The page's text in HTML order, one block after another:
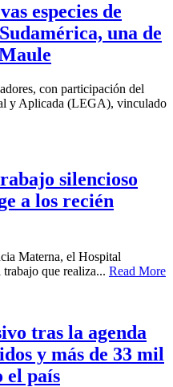
especies de
una de
con participación del
y Aplicada (LEGA), vinculado
silencioso
a los recién
Materna, el Hospital
que realiza... Read More
tras la agenda
y más de 33 mil
el país